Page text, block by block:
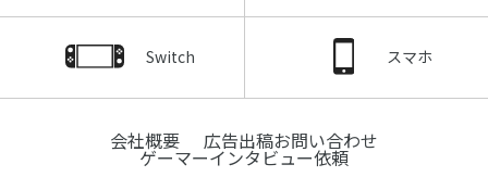
Switch スマホ
会社概要 広告出稿お問い合わせ
ゲーマーインタビュー依頼